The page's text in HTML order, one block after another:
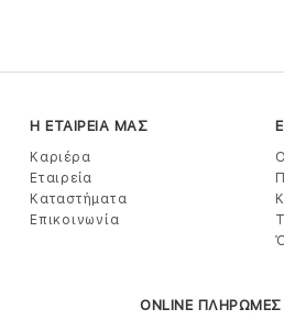
Η ΕΤΑΙΡΕΙΑ ΜΑΣ
Καριέρα
Εταιρεία
Καταστήματα
Επικοινωνία
ONLINE ΠΛΗΡΩΜΕΣ